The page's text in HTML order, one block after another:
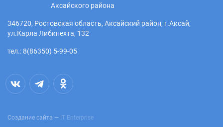
Аксайского района
346720, Ростовская область, Аксайский район, г.Аксай,
ул.Карла Либкнехта, 132
тел.: 8(86350) 5-99-05
Создание сайта — IT Enterprise